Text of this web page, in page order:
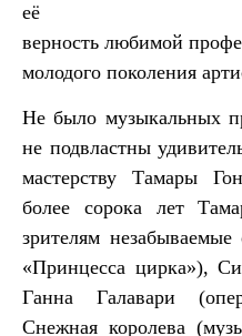
её
верность любимой
молодого поколения
Не было музыкальных
не подвластны
мастерству Тамары
более сорока лет
зрителям незабываемые
«Принцесса цирка»),
Ганна Галавари
Снежная королева